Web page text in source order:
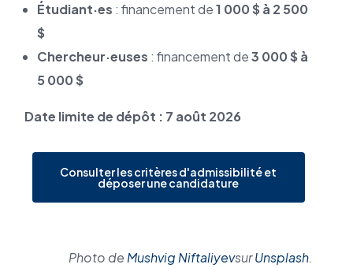
Étudiant·es : financement de1 000 $ à 2 500
$
Chercheur·euses : financement de3 000 $ à
5 000 $
Date limite de dépôt : 7 août 2026
Consulter les critères d'admissibilité et
déposer une candidature
Photo de Mushvig NiftaliyevsurUnsplash.